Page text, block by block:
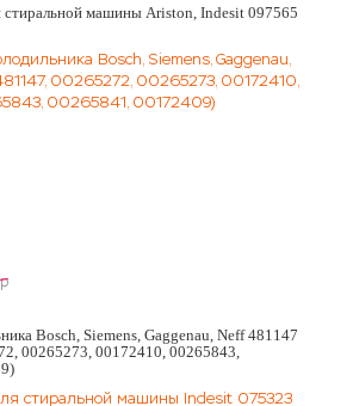
стиральной машины Ariston, Indesit 097565
p
Bosch, Siemens, Gaggenau, Neff 481147
00265273, 00172410, 00265843,